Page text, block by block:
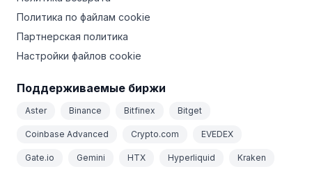
Политика по файлам cookie
Партнерская политика
Настройки файлов cookie
Поддерживаемые биржи
Aster Binance Bitfinex Bitget
Coinbase Advanced Crypto.com EVEDEX
Gate.io Gemini HTX Hyperliquid Kraken